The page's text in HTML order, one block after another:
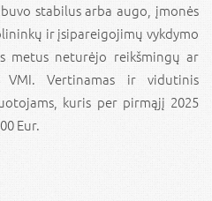
stabilus arba augo, įmonės
ir įsipareigojimų vykdymo
metus neturėjo reikšmingų ar
Vertinamas ir vidutinis
kuris per pirmąjį 2025
Eur.